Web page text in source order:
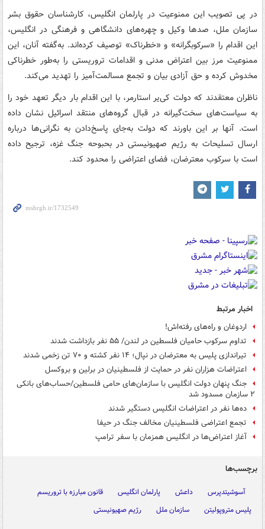
در پی تصویب این ممنوعیت در پارلمان انگلیس، کارشناسان حقوق بشر
سازمان ملل، صدها وکیل و چهره‌های دانشگاهی و فرهنگی در انگلیس،
این اقدام را «سرکوبگرانه» و «خطرناک» توصیف کرده‌اند. به‌گفته آنان، این
ممنوعیت مرز بین اعتراض مدنی و اقدامات تروریستی را به‌طور خطرناکی
مخدوش کرده و حق آزادی بیان و تجمع مسالمت‌آمیز را تهدید می‌کند.
ناظران معتقدند که دولت کی‌یر استارمر، با این اقدام بار دیگر تعهد خود را
به سیاست‌های سخت‌گیرانه در قبال گروه‌های منتقد اسرائیل نشان داده
است. آنها بر این باورند که دولت به‌جای پاسخ‌دادن به نگرانی‌ها درباره
ارسال تسلیحات به رژیم صهیونیستی در بحبوحه جنگ غزه، ترجیح داده
است با سرکوب معترضان، فضای اعتراضی را محدود کند.
اخبار مرتبط
اردوغان و راه‌های رفته‌اش!
تداوم سرکوب حامیان فلسطین در لندن/ ۵۵ نفر بازداشت شدند
تیراندازی پلیس به معترضان در نپال؛ ۱۴ نفر کشته و ۷۰ تن زخمی شدند
اعتراضات هزاران نفر در حمایت از فلسطینیان در برلین و بروکسل
جنگ پنهان دولت انگلیس با سازمان‌های حامی فلسطین/حساب‌های بانکی‌
۲ سازمان مسدود شد
ده‌ها نفر در اعتراضات انگلیس دستگیر شدند
تجمع اعتراضی فلسطینیان مخالف جنگ در حیفا
آغاز اعتراض‌ها در انگلیس همزمان با سفر ترامپ
برچسب‌ها
آسوشیتدپرس داعش پارلمان انگلیس
قانون مبارزه با تروریسم
پلیس متروپولیتن
سازمان ملل رژیم صهیونیستی